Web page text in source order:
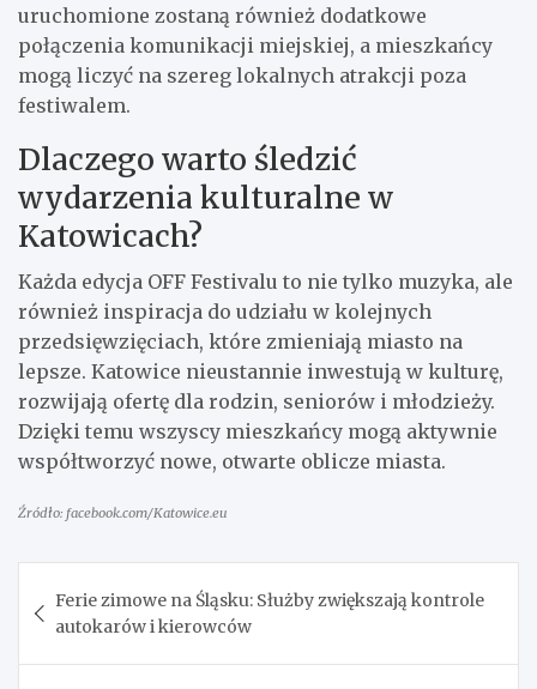
uruchomione zostaną również dodatkowe
połączenia komunikacji miejskiej, a mieszkańcy
mogą liczyć na szereg lokalnych atrakcji poza
festiwalem.
Dlaczego warto śledzić
wydarzenia kulturalne w
Katowicach?
Każda edycja OFF Festivalu to nie tylko muzyka, ale
również inspiracja do udziału w kolejnych
przedsięwzięciach, które zmieniają miasto na
lepsze. Katowice nieustannie inwestują w kulturę,
rozwijają ofertę dla rodzin, seniorów i młodzieży.
Dzięki temu wszyscy mieszkańcy mogą aktywnie
współtworzyć nowe, otwarte oblicze miasta.
Źródło: facebook.com/Katowice.eu
wpisu
Ferie zimowe na Śląsku: Służby zwiększają kontrole
autokarów i kierowców